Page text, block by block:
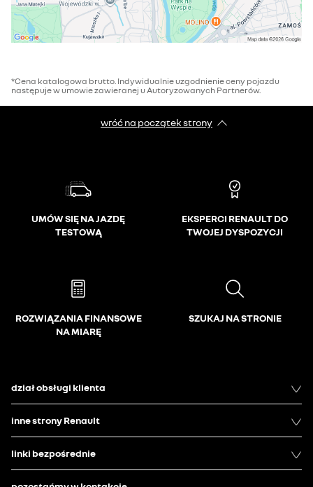
*Cena katalogowa brutto. Indywidualnie uzgodnienie ceny pojazdu
następuje w umowie zawieranej u Autoryzowanych Partnerów.
wróć na początek strony
UMÓW SIĘ NA JAZDĘ
TESTOWĄ
EKSPERCI RENAULT DO
TWOJEJ DYSPOZYCJI
ROZWIĄZANIA FINANSOWE
NA MIARĘ
SZUKAJ NA STRONIE
dział obsługi klienta
inne strony Renault
linki bezpośrednie